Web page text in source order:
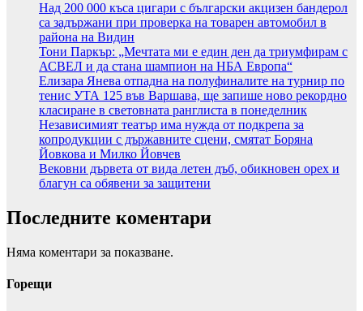
Над 200 000 къса цигари с български акцизен бандерол
са задържани при проверка на товарен автомобил в
района на Видин
Тони Паркър: „Мечтата ми е един ден да триумфирам с
АСВЕЛ и да стана шампион на НБА Европа“
Елизара Янева отпадна на полуфиналите на турнир по
тенис УТА 125 във Варшава, ще запише ново рекордно
класиране в световната ранглиста в понеделник
Независимият театър има нужда от подкрепа за
копродукции с държавните сцени, смятат Боряна
Йовкова и Милко Йовчев
Вековни дървета от вида летен дъб, обикновен орех и
благун са обявени за защитени
Последните коментари
Няма коментари за показване.
Горещи